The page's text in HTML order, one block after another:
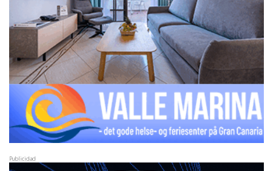
Publicidad